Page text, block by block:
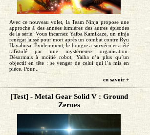
Avec ce nouveau volet, la Team Ninja propose une
approche à des années lumières des autres épisodes
de la série. Vous incarnez Yaiba Kamikaze, un ninja
renégat laissé pour mort après un combat contre Ryu
Hayabusa. Évidemment, le bougre a survécu et a été
rafistolé par une mystérieuse organisation.
Désormais à moitié robot, Yaiba n’a plus qu’un
objectif en tête : se venger de celui qui l’a mis en
pièce. Pour...
en savoir +
[Test] - Metal Gear Solid V : Ground
Zeroes